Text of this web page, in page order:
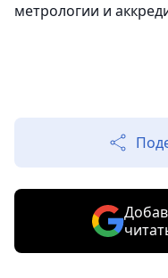
метрологии и